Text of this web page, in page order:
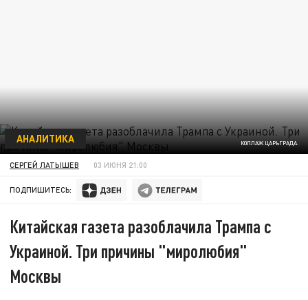
КОЛЛАЖ ЦАРЬГРАДА.
АНАЛИТИКА
СЕРГЕЙ ЛАТЫШЕВ 03 ИЮНЯ 21:00
ПОДПИШИТЕСЬ:
Китайская газета разоблачила Трампа с
Украиной. Три причины "миролюбия"
Москвы